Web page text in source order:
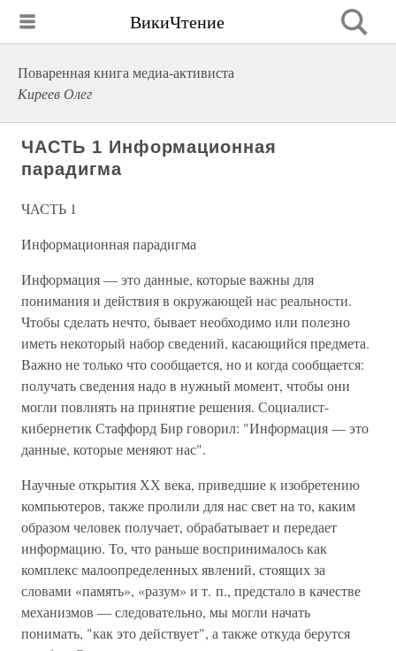
ВикиЧтение
Поваренная книга медиа-активиста
Киреев Олег
ЧАСТЬ 1 Информационная
парадигма
ЧАСТЬ 1
Информационная парадигма
Информация — это данные, которые важны для
понимания и действия в окружающей нас реальности.
Чтобы сделать нечто, бывает необходимо или полезно
иметь некоторый набор сведений, касающийся предмета.
Важно не только что сообщается, но и когда сообщается:
получать сведения надо в нужный момент, чтобы они
могли повлиять на принятие решения. Социалист-
кибернетик Стаффорд Бир говорил: "Информация — это
данные, которые меняют нас".
Научные открытия ХХ века, приведшие к изобретению
компьютеров, также пролили для нас свет на то, каким
образом человек получает, обрабатывает и передает
информацию. То, что раньше воспринималось как
комплекс малоопределенных явлений, стоящих за
словами «память», «разум» и т. п., предстало в качестве
механизмов — следовательно, мы могли начать
понимать, "как это действует", а также откуда берутся